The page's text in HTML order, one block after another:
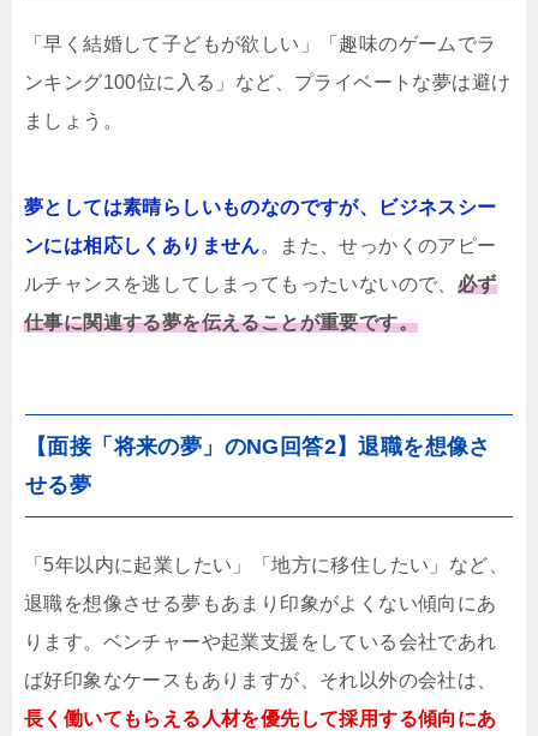
「早く結婚して子どもが欲しい」「趣味のゲームでラ
ンキング100位に入る」など、プライベートな夢は避け
ましょう。
夢としては素晴らしいものなのですが、ビジネスシー
ンには相応しくありません。また、せっかくのアピー
ルチャンスを逃してしまってもったいないので、 必ず
仕事に関連する夢を伝えることが重要です。
【面接「将来の夢」のNG回答2】退職を想像さ
せる夢
「5年以内に起業したい」「地方に移住したい」など、
退職を想像させる夢もあまり印象がよくない傾向にあ
ります。ベンチャーや起業支援をしている会社であれ
ば好印象なケースもありますが、それ以外の会社は、
長く働いてもらえる人材を優先して採用する傾向にあ